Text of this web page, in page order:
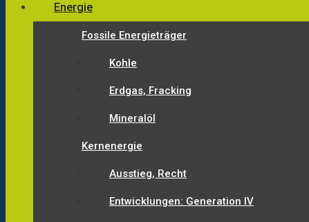
Energie
Fossile Energieträger
Kohle
Erdgas, Fracking
Mineralöl
Kernenergie
Ausstieg, Recht
Entwicklungen: Generation IV